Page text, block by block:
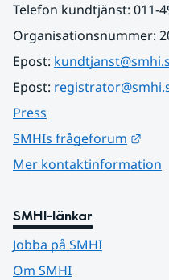
Telefon kundtjänst: 011-
Organisationsnummer:
Epost:
Epost:
Press
SMHIs frågeforum
Mer kontaktinformation
SMHI-länkar
Jobba på SMHI
Om SMHI